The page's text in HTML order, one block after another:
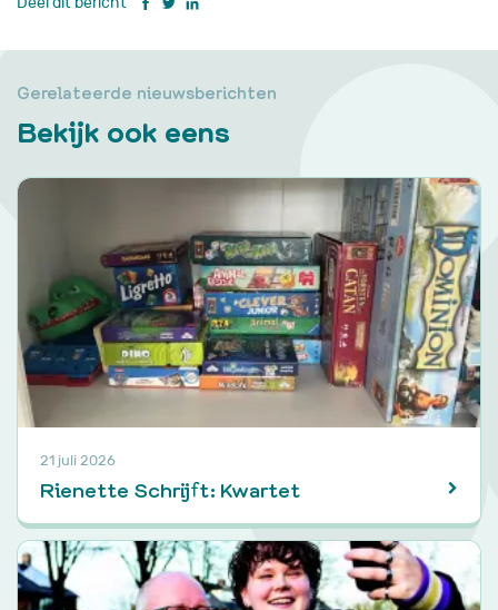
Gerelateerde nieuwsberichten
Bekijk ook eens
21 juli 2026
Rienette Schrijft: Kwartet